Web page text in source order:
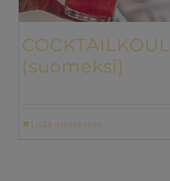
(suomeksi)
Lisää ostoskoriin